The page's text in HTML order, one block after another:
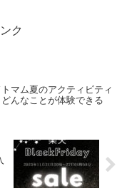
ク
マム夏のアクティビティ
んなことが体験できる